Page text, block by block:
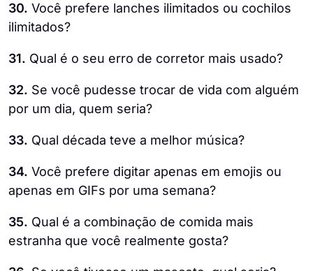
30. Você prefere lanches ilimitados ou cochilos
ilimitados?
31. Qual é o seu erro de corretor mais usado?
32. Se você pudesse trocar de vida com alguém
por um dia, quem seria?
33. Qual década teve a melhor música?
34. Você prefere digitar apenas em emojis ou
apenas em GIFs por uma semana?
35. Qual é a combinação de comida mais
estranha que você realmente gosta?